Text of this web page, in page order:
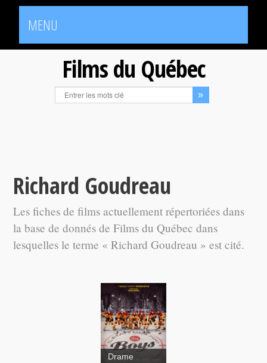
MENU
Films du Québec
Richard Goudreau
Les fiches de films actuellement répertoriées dans
la base de donnés de Films du Québec dans
lesquelles le terme « Richard Goudreau » est cité.
Drame